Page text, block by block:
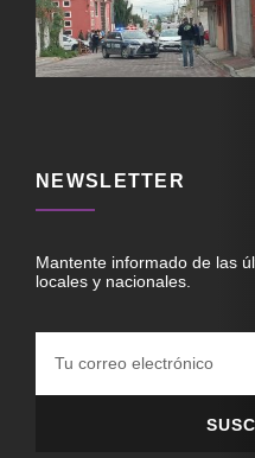
NEWSLETTER
Mantente informado de las
locales y nacionales.